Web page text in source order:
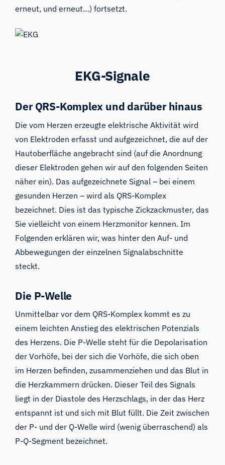
erneut, und erneut…) fortsetzt.
EKG-Signale
Der QRS-Komplex und darüber hinaus
Die vom Herzen erzeugte elektrische Aktivität wird
von Elektroden erfasst und aufgezeichnet, die auf der
Hautoberfläche angebracht sind (auf die Anordnung
dieser Elektroden gehen wir auf den folgenden Seiten
näher ein). Das aufgezeichnete Signal – bei einem
gesunden Herzen – wird als QRS-Komplex
bezeichnet. Dies ist das typische Zickzackmuster, das
Sie vielleicht von einem Herzmonitor kennen. Im
Folgenden erklären wir, was hinter den Auf- und
Abbewegungen der einzelnen Signalabschnitte
steckt.
Die P-Welle
Unmittelbar vor dem QRS-Komplex kommt es zu
einem leichten Anstieg des elektrischen Potenzials
des Herzens. Die P-Welle steht für die Depolarisation
der Vorhöfe, bei der sich die Vorhöfe, die sich oben
im Herzen befinden, zusammenziehen und das Blut in
die Herzkammern drücken. Dieser Teil des Signals
liegt in der Diastole des Herzschlags, in der das Herz
entspannt ist und sich mit Blut füllt. Die Zeit zwischen
der P- und der Q-Welle wird (wenig überraschend) als
P-Q-Segment bezeichnet.